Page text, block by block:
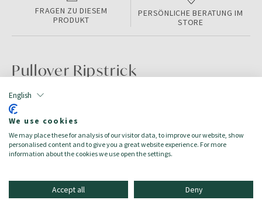
English
We use cookies
We may place these for analysis of our visitor data, to improve our website, show
personalised content and to give you a great website experience. For more
information about the cookies we use open the settings.
Accept all Deny
FRAGEN ZU DIESEM
PRODUKT
PERSÖNLICHE BERATUNG IM
STORE
Pullover Ripstrick
PRODUKTINFORMATIONEN
Color: FRESH RED MEL
Größe: XL
Zielgruppe:Herren/Uomo